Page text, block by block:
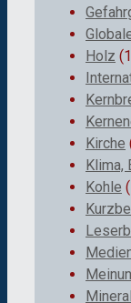
Holz
Kirche
Klima,
Kohle